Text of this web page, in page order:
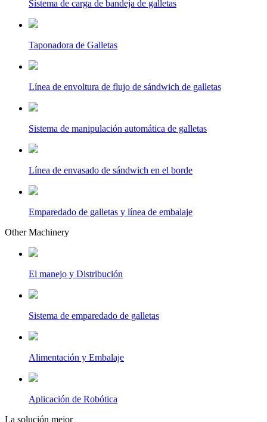
Sistema de carga de bandeja de galletas
Taponadora de Galletas
Línea de envoltura de flujo de sándwich de galletas
Sistema de manipulación automática de galletas
Línea de envasado de sándwich en el borde
Emparedado de galletas y línea de embalaje
Other Machinery
El manejo y Distribución
Sistema de emparedado de galletas
Alimentación y Embalaje
Aplicación de Robótica
La solución mejor